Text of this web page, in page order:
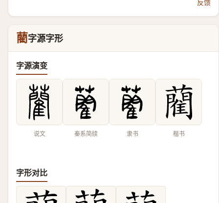
反馈
藺字源字形
字源演变
说文 秦系简牍 隶书 楷书
字形对比